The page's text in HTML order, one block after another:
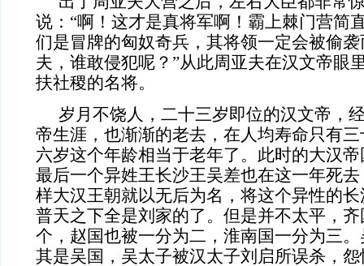
说：“啊！这才是真将军啊！霸上棘门营简
们是冒牌的匈奴奇兵，其将领一定会被偷
夫，谁敢侵犯呢？”从此周亚夫在汉文帝眼
扶社稷的名将。
岁月不饶人，二十三岁即位的汉文帝，
帝生涯，也渐渐的老去，在人均寿命只有
六岁这个年龄相当于老年了。此时的大汉
最后一个异姓王长沙王吴差也在这一年死
样大汉王朝就以无后为名，将这个异性的
普天之下全是刘家的了。但是并不太平，
个，赵国也被一分为二，淮南国一分为三
其是吴国，吴太子被汉太子刘启所误杀，